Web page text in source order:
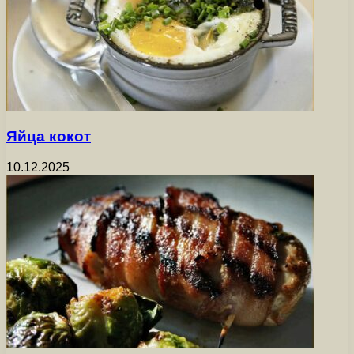
Яйца кокот
10.12.2025